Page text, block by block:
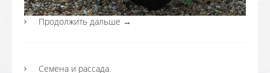
Продолжить дальше →
Семена и рассада.